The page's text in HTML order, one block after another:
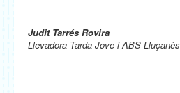
Judit Tarrés Rovira
Llevadora Tarda Jove i ABS Lluçanès